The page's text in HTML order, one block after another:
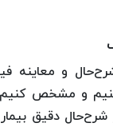
و معاینه
و مشخص کنیم
شرح‌حال دقیق